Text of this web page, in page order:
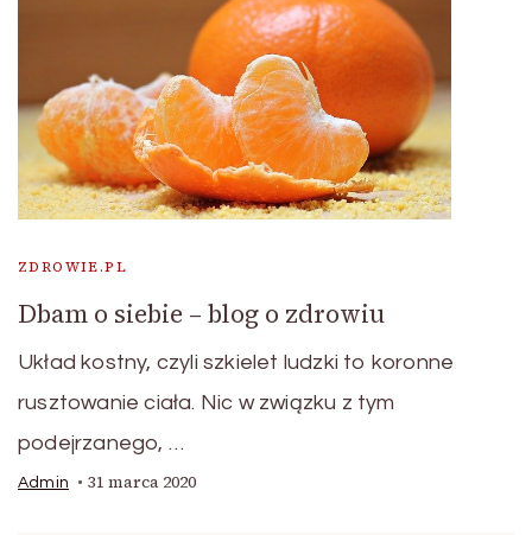
ZDROWIE.PL
Dbam o siebie – blog o zdrowiu
Układ kostny, czyli szkielet ludzki to koronne
rusztowanie ciała. Nic w związku z tym
podejrzanego, …
Admin 31 marca 2020